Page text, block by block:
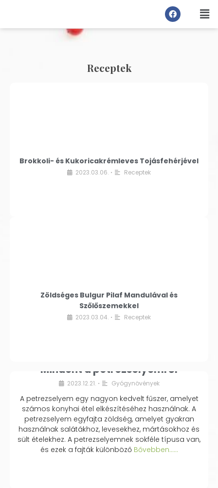
Receptek
Brokkoli- és Kukoricakrémleves Tojásfehérjével
2023.03.06. • Receptek
Zöldséges Bulgur Pilaf Mandulával és
Szőlőszemekkel
2023.03.04. • Receptek
Mindent a petrezselyemről
2023.12.21. • Gyógynövények
A petrezselyem egy nagyon kedvelt fűszer, amelyet
számos konyhai étel elkészítéséhez használnak. A
petrezselyem egyfajta zöldség, amelyet gyakran
használnak salátákhoz, levesekhez, mártásokhoz és
sült ételekhez. A petrezselyemnek sokféle típusa van,
és ezek a fajták különbözőBővebben...…